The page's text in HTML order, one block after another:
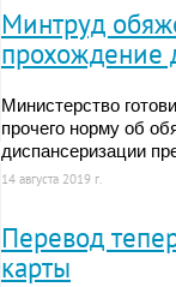
Минтруд
прохождение
Министерство
прочего норму об
диспансеризации
14 августа 2019 г.
Перевод
карты